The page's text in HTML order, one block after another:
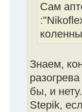
Сам
Знаем,
бы, и нету.
Stepik,